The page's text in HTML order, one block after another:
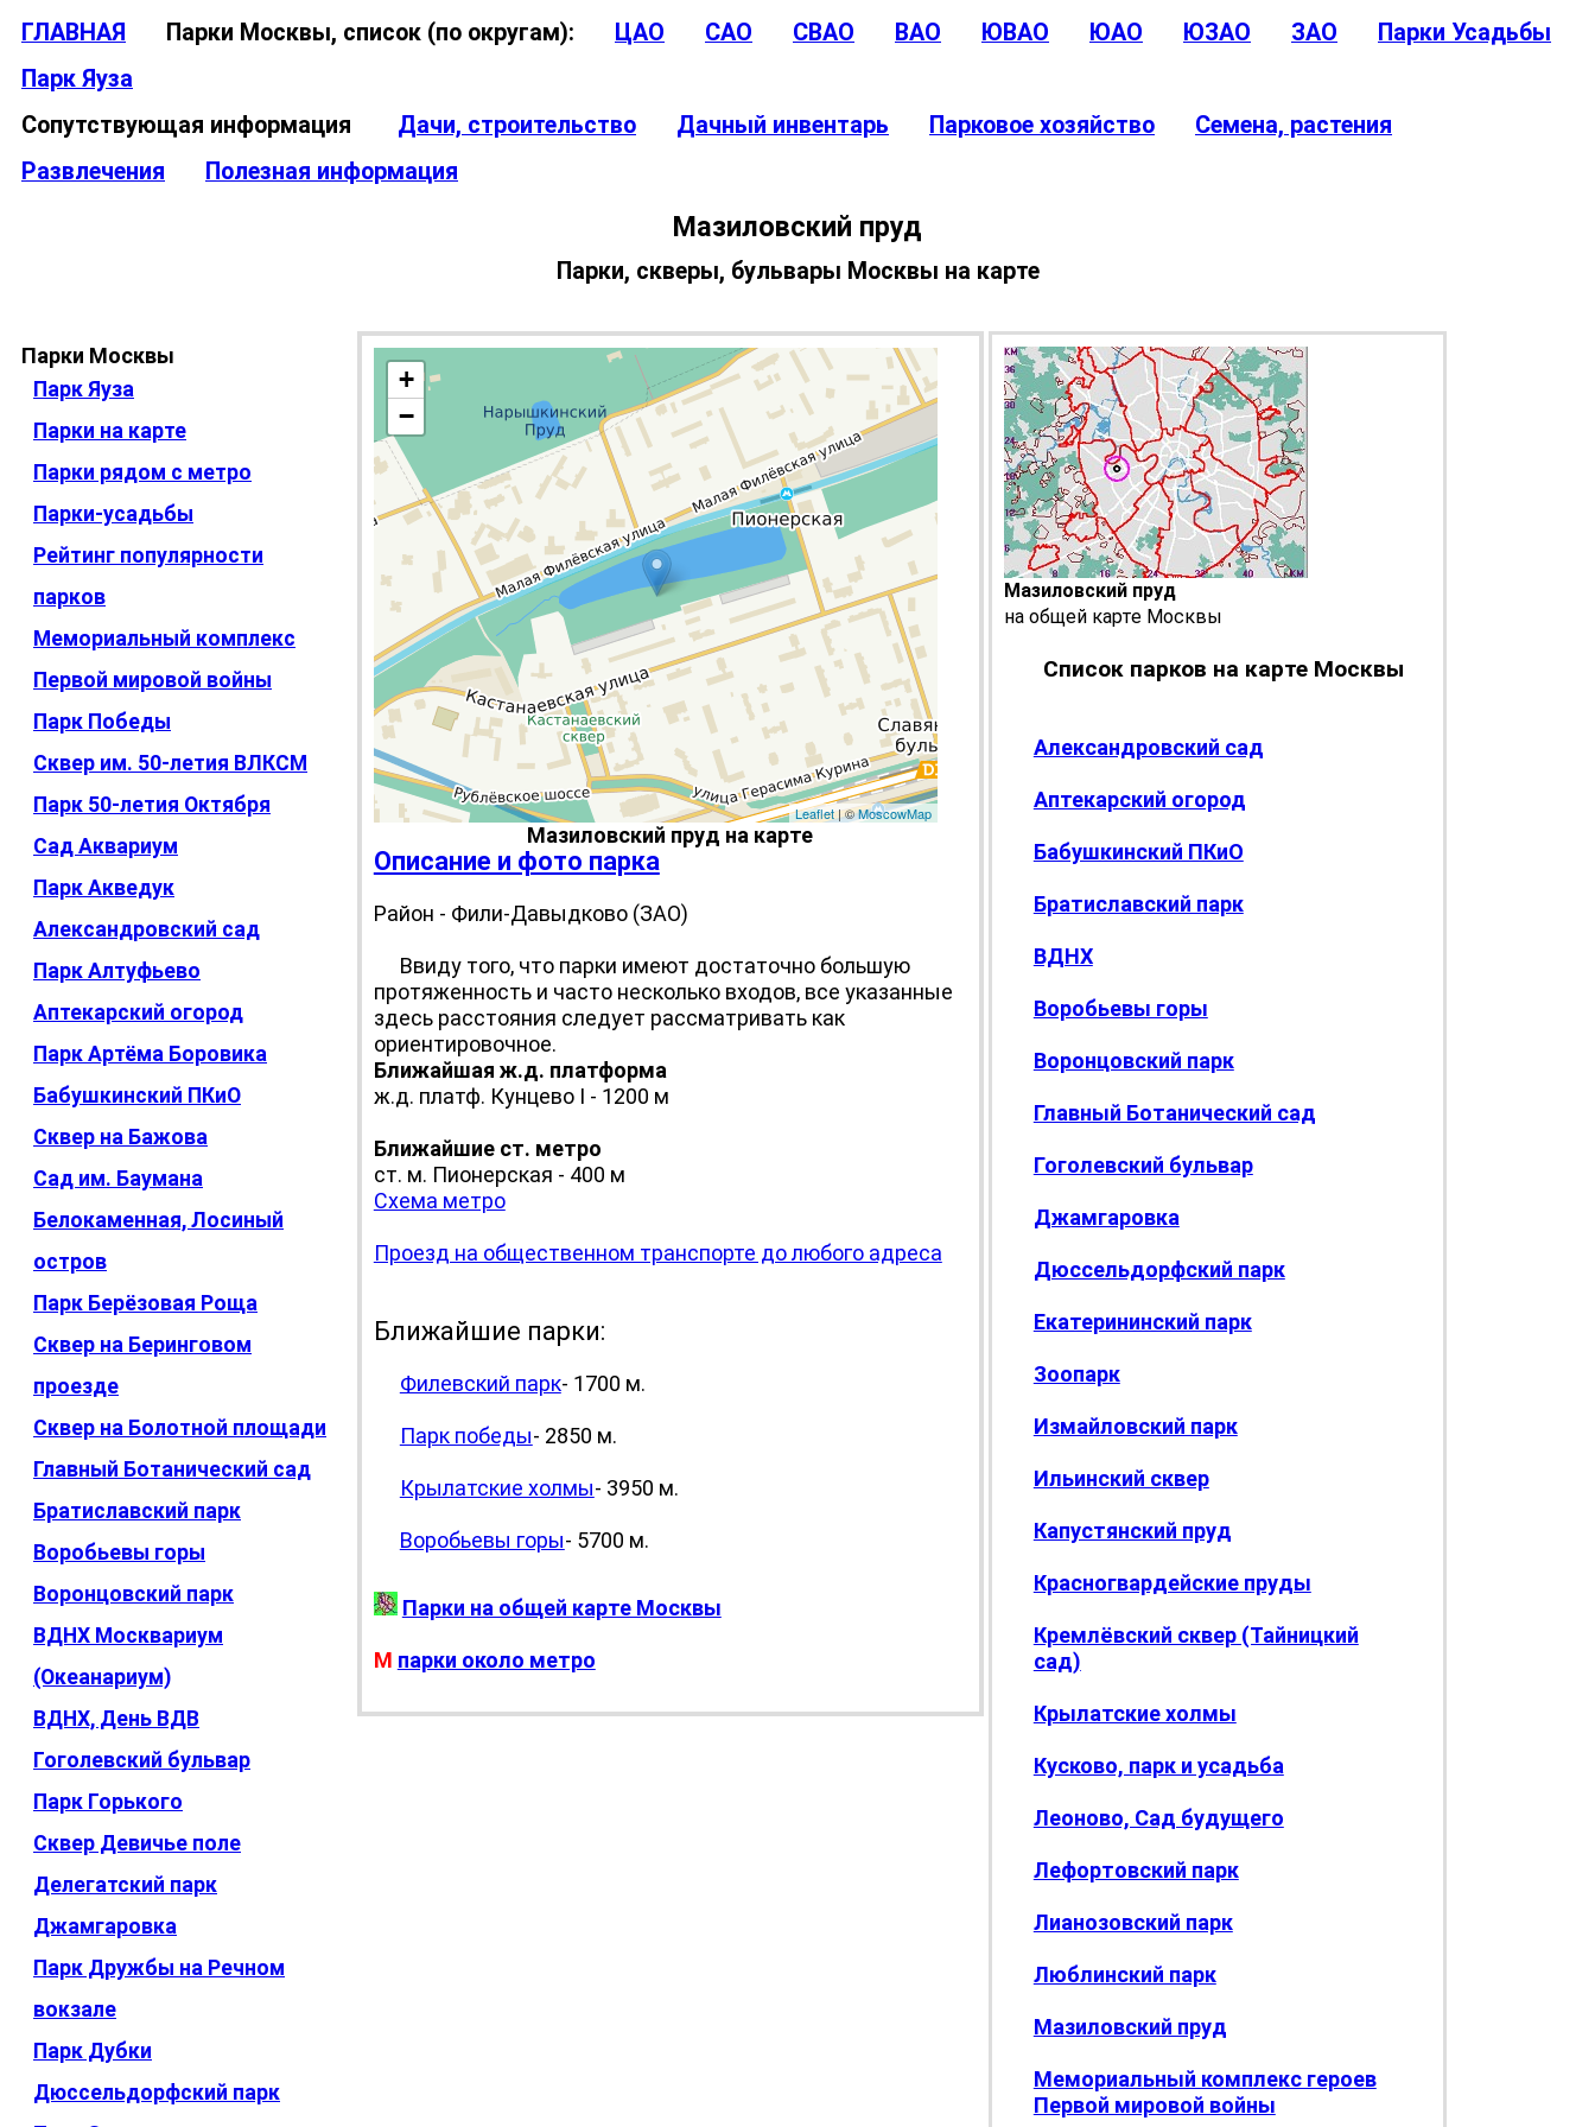
ГЛАВНАЯ Парки Москвы, список (по округам): ЦАО САО СВАО ВАО ЮВАО ЮАО ЮЗАО ЗАО
Парки Усадьбы
Парк Яуза
Сопутствующая информация
Дачи, строительство Дачный инвентарь Парковое хозяйство
Семена, растения
Развлечения
Полезная информация
Мазиловский пруд
Парки, скверы, бульвары Москвы на карте
Парки Москвы
Парк Яуза
Парки на карте
Парки рядом с метро
Парки-усадьбы
Рейтинг популярности
парков
Мемориальный комплекс
Первой мировой войны
Парк Победы
Сквер им. 50-летия ВЛКСМ
Парк 50-летия Октября
Сад Аквариум
Парк Акведук
Александровский сад
Парк Алтуфьево
Аптекарский огород
Парк Артёма Боровика
Бабушкинский ПКиО
Сквер на Бажова
Сад им. Баумана
Белокаменная, Лосиный
остров
Парк Берёзовая Роща
Сквер на Беринговом
проезде
Сквер на Болотной площади
Главный Ботанический сад
Братиславский парк
Воробьевы горы
Воронцовский парк
ВДНХ Москвариум
(Океанариум)
ВДНХ, День ВДВ
Гоголевский бульвар
Парк Горького
Сквер Девичье поле
Делегатский парк
Джамгаровка
Парк Дружбы на Речном
вокзале
Парк Дубки
Дюссельдорфский парк
+
−
Leaflet| ©MoscowMap
Мазиловский пруд на карте
Описание и фото парка
Район - Фили-Давыдково (ЗАО)
Ввиду того, что парки имеют достаточно большую
протяженность и часто несколько входов, все указанные
здесь расстояния следует рассматривать как
ориентировочное.
Ближайшая ж.д. платформа
ж.д. платф. Кунцево I - 1200 м
Ближайшие ст. метро
ст. м. Пионерская - 400 м
Схема метро
Проезд на общественном транспорте до любого адреса
Ближайшие парки:
Филевский парк- 1700 м.
Парк победы- 2850 м.
Крылатские холмы- 3950 м.
Воробьевы горы- 5700 м.
Парки на общей карте Москвы
М парки около метро
Мазиловский пруд
на общей карте Москвы
Список парков на карте Москвы
Александровский сад
Аптекарский огород
Бабушкинский ПКиО
Братиславский парк
ВДНХ
Воробьевы горы
Воронцовский парк
Главный Ботанический сад
Гоголевский бульвар
Джамгаровка
Дюссельдорфский парк
Екатерининский парк
Зоопарк
Измайловский парк
Ильинский сквер
Капустянский пруд
Красногвардейские пруды
Кремлёвский сквер (Тайницкий
сад)
Крылатские холмы
Кусково, парк и усадьба
Леоново, Сад будущего
Лефортовский парк
Лианозовский парк
Люблинский парк
Мазиловский пруд
Мемориальный комплекс героев
Первой мировой войны